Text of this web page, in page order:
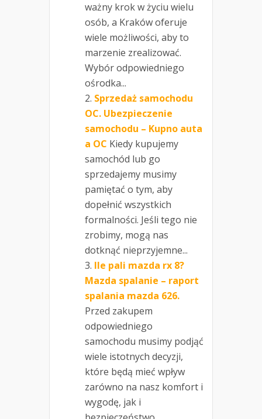
ważny krok w życiu wielu
osób, a Kraków oferuje
wiele możliwości, aby to
marzenie zrealizować.
Wybór odpowiedniego
ośrodka...
Sprzedaż samochodu
OC. Ubezpieczenie
samochodu – Kupno auta
a OC Kiedy kupujemy
samochód lub go
sprzedajemy musimy
pamiętać o tym, aby
dopełnić wszystkich
formalności. Jeśli tego nie
zrobimy, mogą nas
dotknąć nieprzyjemne...
Ile pali mazda rx 8?
Mazda spalanie – raport
spalania mazda 626.
Przed zakupem
odpowiedniego
samochodu musimy podjąć
wiele istotnych decyzji,
które będą mieć wpływ
zarówno na nasz komfort i
wygodę, jak i